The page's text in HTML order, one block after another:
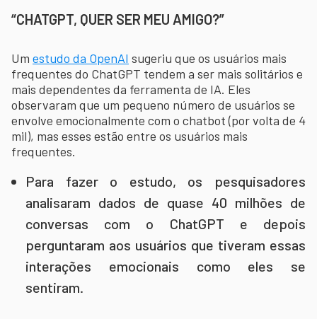
“CHATGPT, QUER SER MEU AMIGO?”
Um estudo da OpenAI sugeriu que os usuários mais
frequentes do ChatGPT tendem a ser mais solitários e
mais dependentes da ferramenta de IA. Eles
observaram que um pequeno número de usuários se
envolve emocionalmente com o chatbot (por volta de 4
mil), mas esses estão entre os usuários mais
frequentes.
Para fazer o estudo, os pesquisadores
analisaram dados de quase 40 milhões de
conversas com o ChatGPT e depois
perguntaram aos usuários que tiveram essas
interações emocionais como eles se
sentiram.